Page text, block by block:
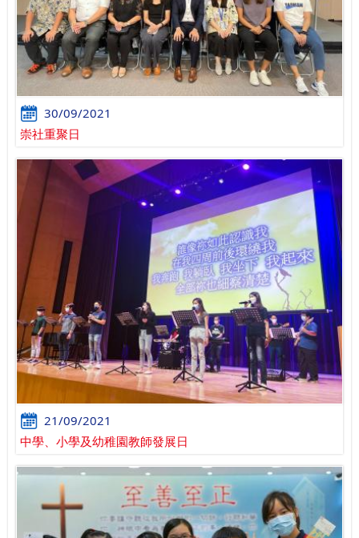
30/09/2021
崇社重聚日
21/09/2021
中學、小學及幼稚園教師發展日